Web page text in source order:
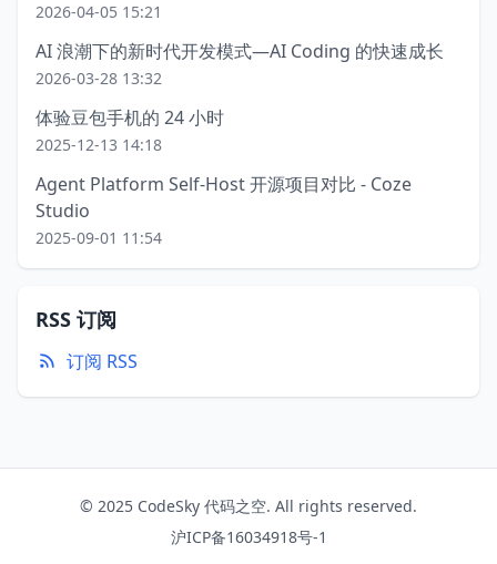
2026-04-05 15:21
AI 浪潮下的新时代开发模式—AI Coding 的快速成长
2026-03-28 13:32
体验豆包手机的 24 小时
2025-12-13 14:18
Agent Platform Self-Host 开源项目对比 - Coze
Studio
2025-09-01 11:54
RSS 订阅
订阅 RSS
© 2025 CodeSky 代码之空. All rights reserved.
沪ICP备16034918号-1